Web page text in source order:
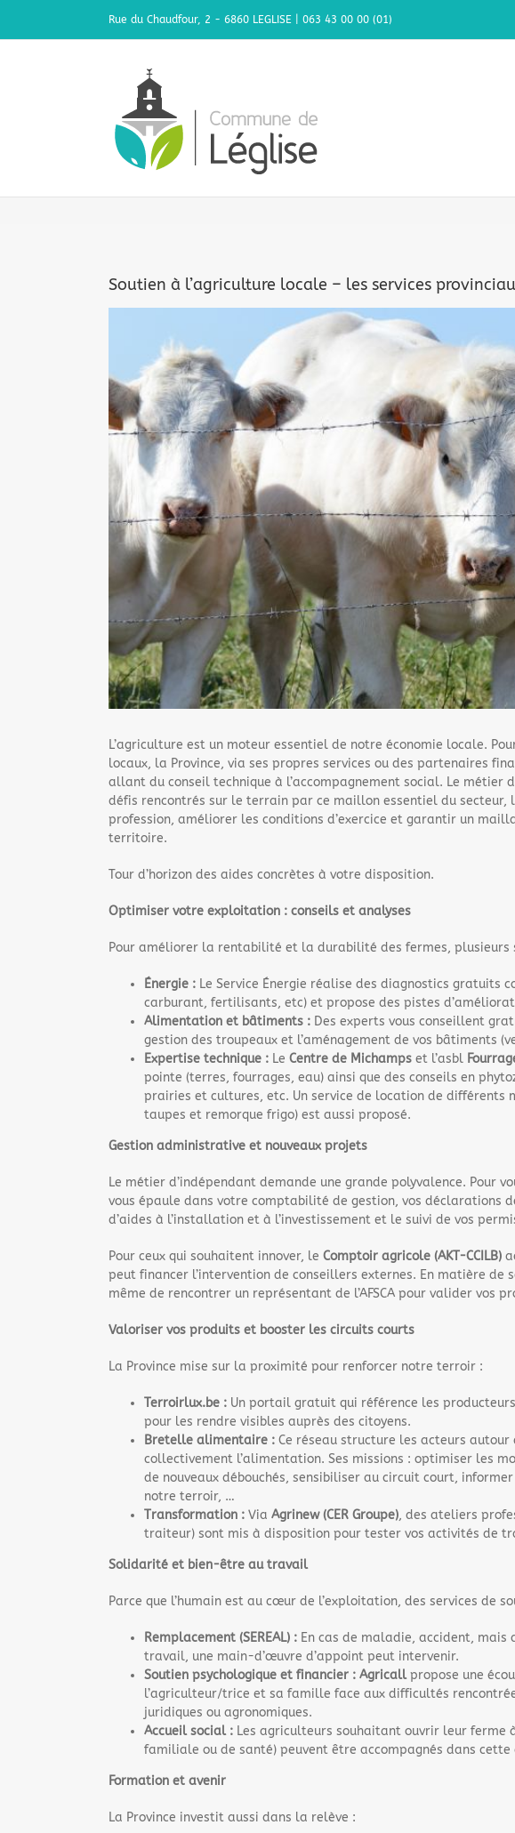
Rue du Chaudfour, 2 - 6860 LEGLISE | 063 43 00 00 (01)
Soutien à l’agriculture locale – les services
L’agriculture est un moteur essentiel de notre économie locale.
locaux, la Province, via ses propres services ou des partenaires
allant du conseil technique à l’accompagnement social. Le métier
défis rencontrés sur le terrain par ce maillon essentiel du secteur,
profession, améliorer les conditions d’exercice et garantir un
territoire.
Tour d’horizon des aides concrètes à votre disposition.
Optimiser votre exploitation : conseils et analyses
Pour améliorer la rentabilité et la durabilité des fermes, plusieurs
Énergie : Le Service Énergie réalise des diagnostics gratuits
carburant, fertilisants, etc) et propose des pistes
Alimentation et bâtiments : Des experts vous conseillent
gestion des troupeaux et l’aménagement de vos bâtiments
Expertise technique : Le Centre de Michamps et l’asbl
pointe (terres, fourrages, eau) ainsi que des conseils en
prairies et cultures, etc. Un service de location de différents
taupes et remorque frigo) est aussi proposé.
Gestion administrative et nouveaux projets
Le métier d’indépendant demande une grande polyvalence. Pour
vous épaule dans votre comptabilité de gestion, vos déclarations
d’aides à l’installation et à l’investissement et le suivi de vos
Pour ceux qui souhaitent innover, le Comptoir agricole (AKT-CCILB)
peut financer l’intervention de conseillers externes. En matière
même de rencontrer un représentant de l’AFSCA pour valider vos
Valoriser vos produits et booster les circuits courts
La Province mise sur la proximité pour renforcer notre terroir :
Terroirlux.be : Un portail gratuit qui référence les
pour les rendre visibles auprès des citoyens.
Bretelle alimentaire : Ce réseau structure les acteurs
collectivement l’alimentation. Ses missions : optimiser les
de nouveaux débouchés, sensibiliser au circuit court,
notre terroir, …
Transformation : Via Agrinew (CER Groupe), des ateliers
traiteur) sont mis à disposition pour tester vos activités de
Solidarité et bien-être au travail
Parce que l’humain est au cœur de l’exploitation, des services de
Remplacement (SEREAL) : En cas de maladie, accident, mais
travail, une main-d’œuvre d’appoint peut intervenir.
Soutien psychologique et financier : Agricallpropose une
l’agriculteur/trice et sa famille face aux difficultés
juridiques ou agronomiques.
Accueil social : Les agriculteurs souhaitant ouvrir leur ferme
familiale ou de santé) peuvent être accompagnés dans cette
Formation et avenir
La Province investit aussi dans la relève :